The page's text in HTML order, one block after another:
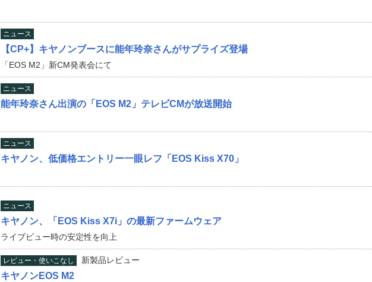
ニュース
【CP+】キヤノンブースに能年玲奈さんがサプライズ登場
「EOS M2」新CM発表会にて
ニュース
能年玲奈さん出演の「EOS M2」テレビCMが放送開始
ニュース
キヤノン、低価格エントリー一眼レフ「EOS Kiss X70」
ニュース
キヤノン、「EOS Kiss X7i」の最新ファームウェア
ライブビュー時の安定性を向上
レビュー・使いこなし 新製品レビュー
キヤノンEOS M2